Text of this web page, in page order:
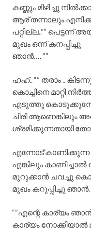
കണ്ണും മിഴിച്ചു
ആര് തന്നാലും എനിക്ക്
പറ്റില്ല..””
മുഖം ഒന്ന് കനപ്പിച്ചു
ഞാൻ…. “”
ഹഹ്.. “” തരാം ..
കൊച്ചിനെ മാറ്റി
എടുത്തു
ചിരി ആണെങ്കിലും
ശ്രമിക്കുന്നതായി
എന്നോട്
എങ്കിലും കാണിച്ചാൽ
മുറുക്കാൻ ചവച്ചു
മുഖം കറുപ്പിച്ചു
“”എന്റെ കാര്യം
കാര്യം നോക്കിയാൽ